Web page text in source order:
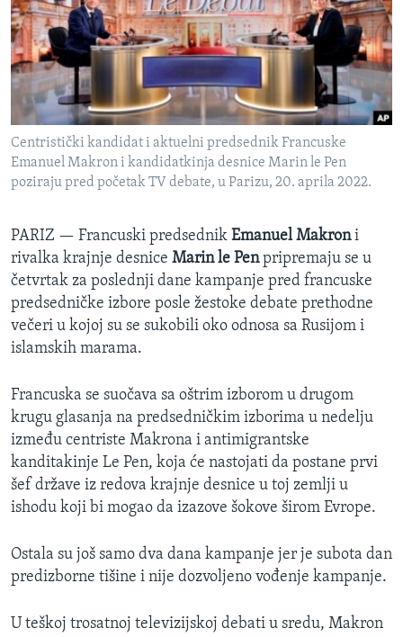
SPORT
INTERVJU
Centristički kandidat i aktuelni predsednik Francuske
Emanuel Makron i kandidatkinja desnice Marin le Pen
poziraju pred početak TV debate, u Parizu, 20. aprila 2022.
PARIZ — Francuski predsednik Emanuel Makroni
rivalka krajnje desnice Marin le Penpripremaju se u
četvrtak za poslednji dane kampanje pred francuske
predsedničke izbore posle žestoke debate prethodne
večeri u kojoj su se sukobili oko odnosa sa Rusijom i
islamskih marama.
Francuska se suočava sa oštrim izborom u drugom
krugu glasanja na predsedničkim izborima u nedelju
između centriste Makrona i antimigrantske
kanditakinje Le Pen, koja će nastojati da postane prvi
šef države iz redova krajnje desnice u toj zemlji u
ishodu koji bi mogao da izazove šokove širom Evrope.
Ostala su još samo dva dana kampanje jer je subota dan
predizborne tišine i nije dozvoljeno vođenje kampanje.
U teškoj trosatnoj televizijskoj debati u sredu, Makron